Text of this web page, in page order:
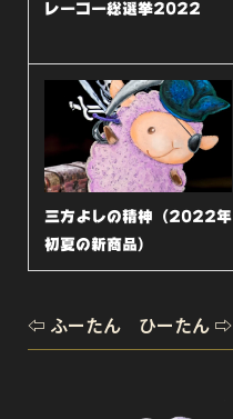
レーコー総選挙2022
三方よしの精神（2022年
初夏の新商品）
⇦ ふーたん ひーたん ⇨